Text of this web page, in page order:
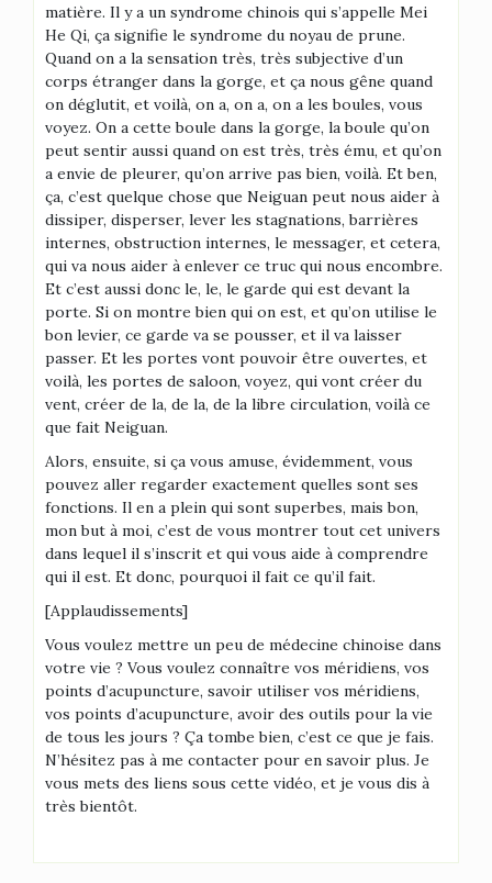
matière. Il y a un syndrome chinois qui s’appelle Mei
He Qi, ça signifie le syndrome du noyau de prune.
Quand on a la sensation très, très subjective d’un
corps étranger dans la gorge, et ça nous gêne quand
on déglutit, et voilà, on a, on a, on a les boules, vous
voyez. On a cette boule dans la gorge, la boule qu’on
peut sentir aussi quand on est très, très ému, et qu’on
a envie de pleurer, qu’on arrive pas bien, voilà. Et ben,
ça, c’est quelque chose que Neiguan peut nous aider à
dissiper, disperser, lever les stagnations, barrières
internes, obstruction internes, le messager, et cetera,
qui va nous aider à enlever ce truc qui nous encombre.
Et c’est aussi donc le, le, le garde qui est devant la
porte. Si on montre bien qui on est, et qu’on utilise le
bon levier, ce garde va se pousser, et il va laisser
passer. Et les portes vont pouvoir être ouvertes, et
voilà, les portes de saloon, voyez, qui vont créer du
vent, créer de la, de la, de la libre circulation, voilà ce
que fait Neiguan.
Alors, ensuite, si ça vous amuse, évidemment, vous
pouvez aller regarder exactement quelles sont ses
fonctions. Il en a plein qui sont superbes, mais bon,
mon but à moi, c’est de vous montrer tout cet univers
dans lequel il s’inscrit et qui vous aide à comprendre
qui il est. Et donc, pourquoi il fait ce qu’il fait.
[Applaudissements]
Vous voulez mettre un peu de médecine chinoise dans
votre vie ? Vous voulez connaître vos méridiens, vos
points d’acupuncture, savoir utiliser vos méridiens,
vos points d’acupuncture, avoir des outils pour la vie
de tous les jours ? Ça tombe bien, c’est ce que je fais.
N’hésitez pas à me contacter pour en savoir plus. Je
vous mets des liens sous cette vidéo, et je vous dis à
très bientôt.